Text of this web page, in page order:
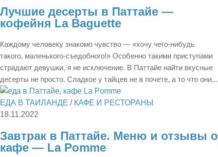
Лучшие десерты в Паттайе —
кофейня La Baguette
Каждому человеку знакомо чувство — «хочу чего-нибудь
такого, маленького-съедобного!» Особенно такими приступами
страдают девушки, я не исключение. В Паттайе найти вкусные
десерты не просто. Сладкое у тайцев не в почете, а то что они...
ЕДА В ТАИЛАНДЕ / КАФЕ И РЕСТОРАНЫ
18.11.2022
Завтрак в Паттайе. Меню и отзывы о
кафе — La Pomme